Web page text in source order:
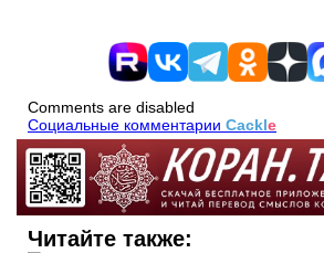
Comments are disabled
Социальные комментарии Cackle
Читайте также: